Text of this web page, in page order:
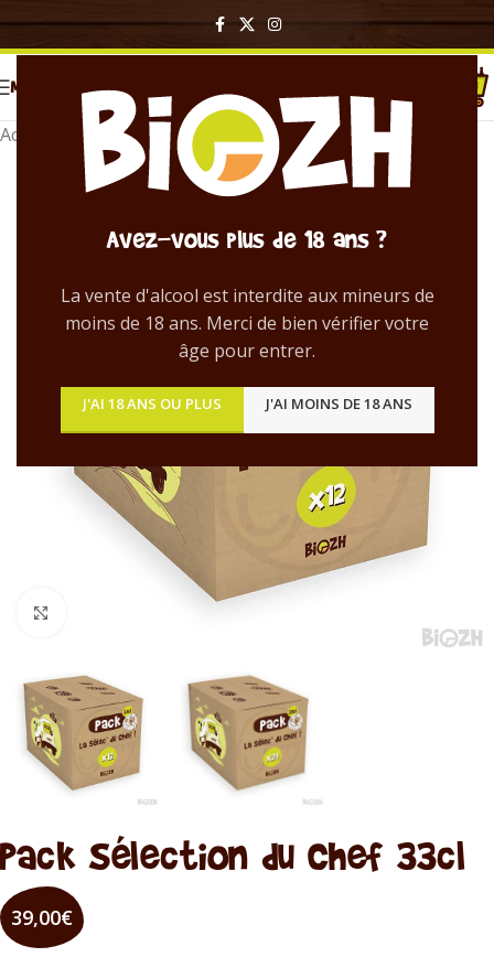
Avez-vous plus de 18 ans ?
La vente d'alcool est interdite aux mineurs de
moins de 18 ans. Merci de bien vérifier votre
âge pour entrer.
J'AI 18 ANS OU PLUS J'AI MOINS DE 18 ANS
MENU
Accueil Pack de bières
Pack Sélection du Chef 33cl
39,00€